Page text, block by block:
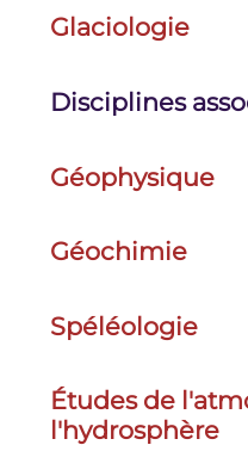
Glaciologie
Disciplines
Géophysique
Géochimie
Spéléologie
Études de
l'hydrosphère